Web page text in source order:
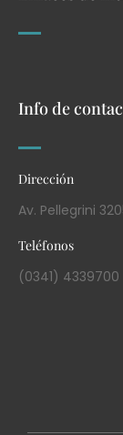
Info de
Dirección
Av. Pellegrini
Teléfonos
(0341) 4339700